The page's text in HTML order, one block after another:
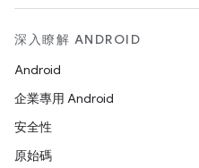
深入瞭解 ANDROID
Android
企業專用 Android
安全性
原始碼